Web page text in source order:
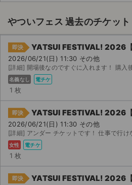
やついフェス 過去のチケット
即決 YATSUI FESTIVAL! 2026
2026/06/21(日) 11:30 その他
名義なし 電チケ
1 枚
即決 YATSUI FESTIVAL! 2026【
2026/06/21(日) 11:30 その他
女性 電チケ
1 枚
即決 YATSUI FESTIVAL! 2026【